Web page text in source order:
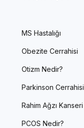
MS Hastalığı
Obezite Cerrahisi
Otizm Nedir?
Parkinson Cerrahisi
Rahim Ağzı Kanseri
PCOS Nedir?